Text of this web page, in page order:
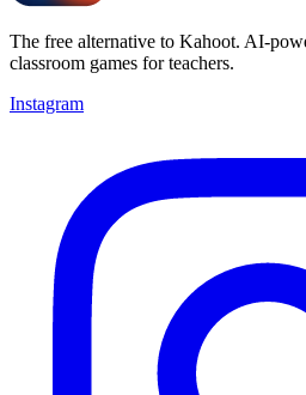
The free alternative to Kahoot. AI-
classroom games for teachers.
Instagram